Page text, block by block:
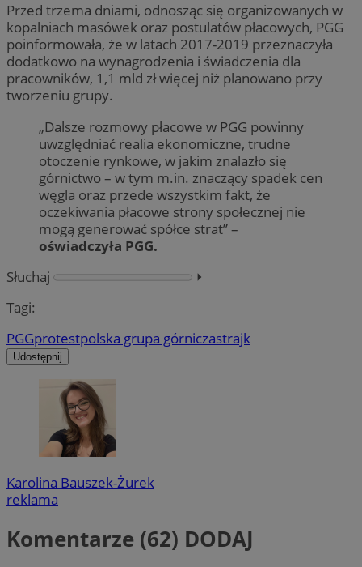
Przed trzema dniami, odnosząc się organizowanych w
kopalniach masówek oraz postulatów płacowych, PGG
poinformowała, że w latach 2017-2019 przeznaczyła
dodatkowo na wynagrodzenia i świadczenia dla
pracowników, 1,1 mld zł więcej niż planowano przy
tworzeniu grupy.
„Dalsze rozmowy płacowe w PGG powinny
uwzględniać realia ekonomiczne, trudne
otoczenie rynkowe, w jakim znalazło się
górnictwo – w tym m.in. znaczący spadek cen
węgla oraz przede wszystkim fakt, że
oczekiwania płacowe strony społecznej nie
mogą generować spółce strat” –
oświadczyła PGG.
Słuchaj
⏵︎
Tagi:
PGGprotestpolska grupa górniczastrajk
Udostępnij
Karolina Bauszek-Żurek
reklama
Komentarze (62) DODAJ